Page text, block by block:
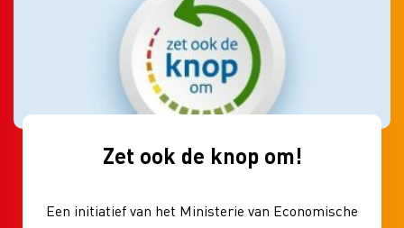
Zet ook de knop om!
Een initiatief van het Ministerie van Economische